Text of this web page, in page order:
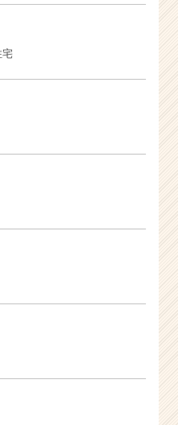
宅